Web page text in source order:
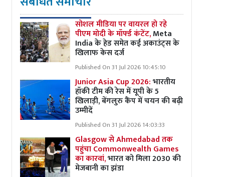
सोशल मीडिया पर वायरल हो रहे
पीएम मोदी के मॉर्फ्ड कंटेंट,Meta
India के हेड समेत कई अकाउंट्स के
खिलाफ केस दर्ज
Published On 31 Jul 2026 10:45:10
Junior Asia Cup 2026:भारतीय
हॉकी टीम की रेस में यूपी के 5
खिलाड़ी, बेंगलुरु कैंप में चयन की बढ़ी
उम्मीदें
Published On 31 Jul 2026 14:03:33
Glasgow से Ahmedabad तक
पहुंचा Commonwealth Games
का कारवां,भारत को मिला 2030 की
मेजबानी का झंडा